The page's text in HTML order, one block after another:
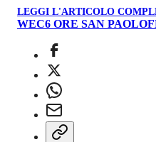
LEGGI L'ARTICOLO
WEC6 ORE SAN PAOLO